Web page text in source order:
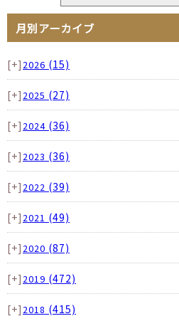
月別アーカイブ
[+] 2026 (15)
[+] 2025 (27)
[+] 2024 (36)
[+] 2023 (36)
[+] 2022 (39)
[+] 2021 (49)
[+] 2020 (87)
[+] 2019 (472)
[+] 2018 (415)